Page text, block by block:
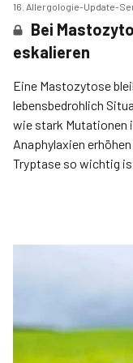
16. Allergologie-Update-
Bei
eskalieren
Eine Mastozytose
lebensbedrohlich
wie stark Mutationen
Anaphylaxien
Tryptase so wichtig